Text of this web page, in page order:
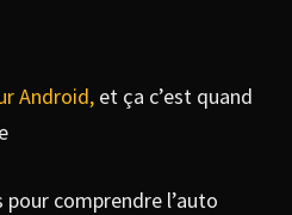
Android,et ça c’est quand
pour comprendre l’auto